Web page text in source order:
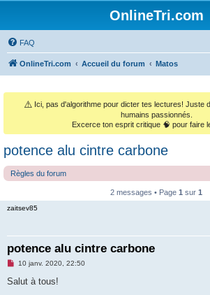
OnlineTri.com
FAQ
OnlineTri.com Accueil du forum Matos
⚠️ Ici, pas d'algorithme pour dicter tes lectures! Juste
humains passionnés.
Excerce ton esprit critique 🧠 pour faire
potence alu cintre carbone
Règles du forum
2 messages • Page 1 sur 1
zaitsev85
potence alu cintre carbone
M
s
10 janv. 2020, 22:50
Salut à tous!